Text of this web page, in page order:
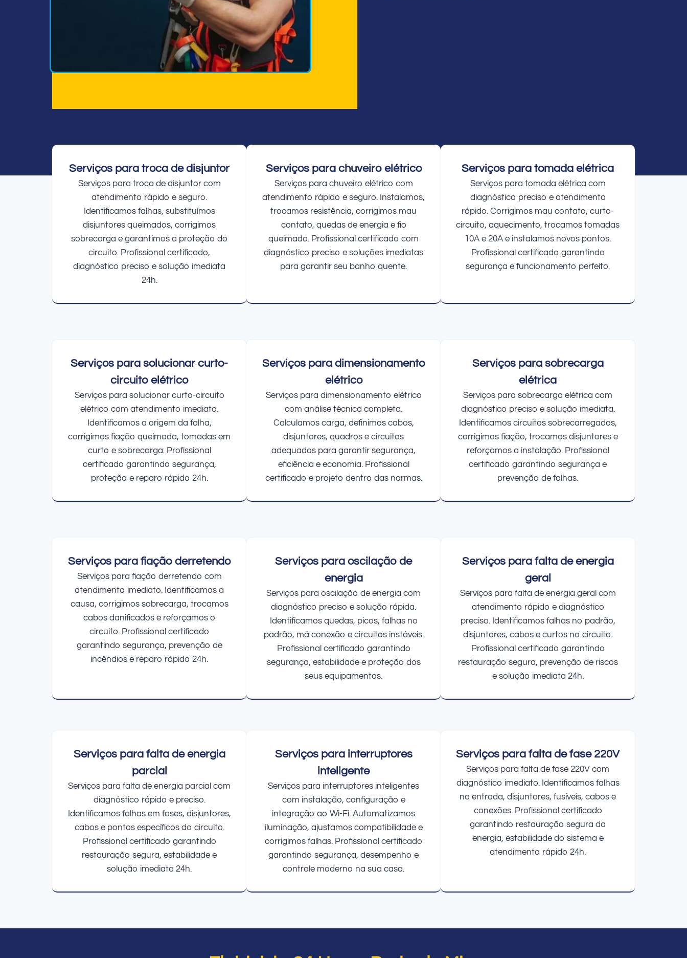
Serviços para troca de disjuntor
Serviços para troca de disjuntor com
atendimento rápido e seguro.
Identificamos falhas, substituímos
disjuntores queimados, corrigimos
sobrecarga e garantimos a proteção do
circuito. Profissional certificado,
diagnóstico preciso e solução imediata
24h.
Serviços para chuveiro elétrico
Serviços para chuveiro elétrico com
atendimento rápido e seguro. Instalamos,
trocamos resistência, corrigimos mau
contato, quedas de energia e fio
queimado. Profissional certificado com
diagnóstico preciso e soluções imediatas
para garantir seu banho quente.
Serviços para tomada elétrica
Serviços para tomada elétrica com
diagnóstico preciso e atendimento
rápido. Corrigimos mau contato, curto-
circuito, aquecimento, trocamos tomadas
10A e 20A e instalamos novos pontos.
Profissional certificado garantindo
segurança e funcionamento perfeito.
Serviços para solucionar curto-
circuito elétrico
Serviços para solucionar curto-circuito
elétrico com atendimento imediato.
Identificamos a origem da falha,
corrigimos fiação queimada, tomadas em
curto e sobrecarga. Profissional
certificado garantindo segurança,
proteção e reparo rápido 24h.
Serviços para dimensionamento
elétrico
Serviços para dimensionamento elétrico
com análise técnica completa.
Calculamos carga, definimos cabos,
disjuntores, quadros e circuitos
adequados para garantir segurança,
eficiência e economia. Profissional
certificado e projeto dentro das normas.
Serviços para sobrecarga
elétrica
Serviços para sobrecarga elétrica com
diagnóstico preciso e solução imediata.
Identificamos circuitos sobrecarregados,
corrigimos fiação, trocamos disjuntores e
reforçamos a instalação. Profissional
certificado garantindo segurança e
prevenção de falhas.
Serviços para fiação derretendo
Serviços para fiação derretendo com
atendimento imediato. Identificamos a
causa, corrigimos sobrecarga, trocamos
cabos danificados e reforçamos o
circuito. Profissional certificado
garantindo segurança, prevenção de
incêndios e reparo rápido 24h.
Serviços para oscilação de
energia
Serviços para oscilação de energia com
diagnóstico preciso e solução rápida.
Identificamos quedas, picos, falhas no
padrão, má conexão e circuitos instáveis.
Profissional certificado garantindo
segurança, estabilidade e proteção dos
seus equipamentos.
Serviços para falta de energia
geral
Serviços para falta de energia geral com
atendimento rápido e diagnóstico
preciso. Identificamos falhas no padrão,
disjuntores, cabos e curtos no circuito.
Profissional certificado garantindo
restauração segura, prevenção de riscos
e solução imediata 24h.
Serviços para falta de energia
parcial
Serviços para falta de energia parcial com
diagnóstico rápido e preciso.
Identificamos falhas em fases, disjuntores,
cabos e pontos específicos do circuito.
Profissional certificado garantindo
restauração segura, estabilidade e
solução imediata 24h.
Serviços para interruptores
inteligente
Serviços para interruptores inteligentes
com instalação, configuração e
integração ao Wi-Fi. Automatizamos
iluminação, ajustamos compatibilidade e
corrigimos falhas. Profissional certificado
garantindo segurança, desempenho e
controle moderno na sua casa.
Serviços para falta de fase 220V
Serviços para falta de fase 220V com
diagnóstico imediato. Identificamos falhas
na entrada, disjuntores, fusíveis, cabos e
conexões. Profissional certificado
garantindo restauração segura da
energia, estabilidade do sistema e
atendimento rápido 24h.